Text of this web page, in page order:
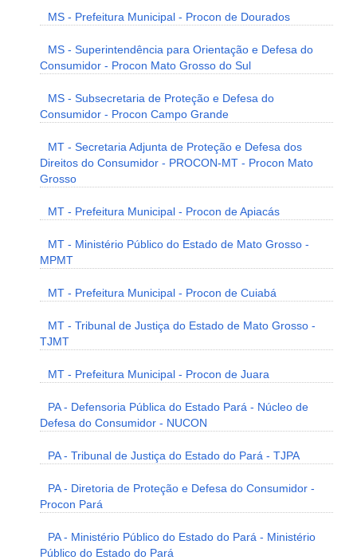
MS - Prefeitura Municipal - Procon de Dourados
MS - Superintendência para Orientação e Defesa do
Consumidor - Procon Mato Grosso do Sul
MS - Subsecretaria de Proteção e Defesa do
Consumidor - Procon Campo Grande
MT - Secretaria Adjunta de Proteção e Defesa dos
Direitos do Consumidor - PROCON-MT - Procon Mato
Grosso
MT - Prefeitura Municipal - Procon de Apiacás
MT - Ministério Público do Estado de Mato Grosso -
MPMT
MT - Prefeitura Municipal - Procon de Cuiabá
MT - Tribunal de Justiça do Estado de Mato Grosso -
TJMT
MT - Prefeitura Municipal - Procon de Juara
PA - Defensoria Pública do Estado Pará - Núcleo de
Defesa do Consumidor - NUCON
PA - Tribunal de Justiça do Estado do Pará - TJPA
PA - Diretoria de Proteção e Defesa do Consumidor -
Procon Pará
PA - Ministério Público do Estado do Pará - Ministério
Público do Estado do Pará